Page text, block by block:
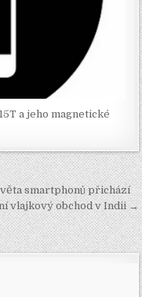
a jeho magnetické
smartphonů přichází
vlajkový obchod v Indii →